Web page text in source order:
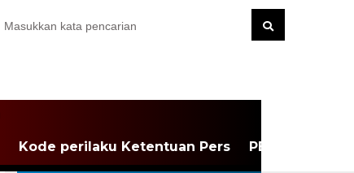
Kode perilaku Ketentuan Pers PEDOMAN
KATEGORI